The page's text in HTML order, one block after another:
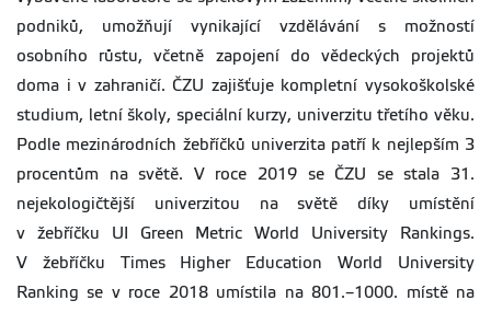
podniků, umožňují vynikající vzdělávání s možností
osobního růstu, včetně zapojení do vědeckých projektů
doma i v zahraničí. ČZU zajišťuje kompletní vysokoškolské
studium, letní školy, speciální kurzy, univerzitu třetího věku.
Podle mezinárodních žebříčků univerzita patří k nejlepším 3
procentům na světě. V roce 2019 se ČZU se stala 31.
nejekologičtější univerzitou na světě díky umístění
v žebříčku UI Green Metric World University Rankings.
V žebříčku Times Higher Education World University
Ranking se v roce 2018 umístila na 801.–1000. místě na